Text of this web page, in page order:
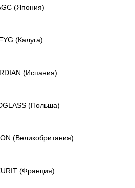
(Япония)
(Калуга)
(Испания)
(Польша)
(Великобритания)
(Франция)